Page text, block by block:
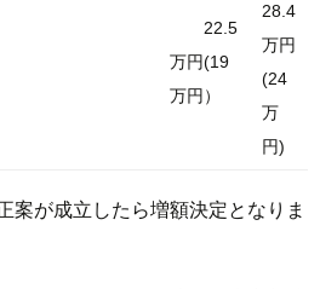
22.5
万円(19
万円）
28.4
万円
(24
万
円)
案が成立したら増額決定となりま